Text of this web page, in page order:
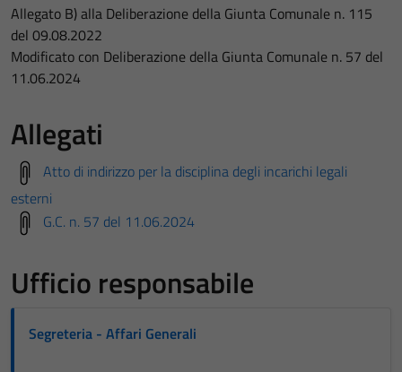
Allegato B) alla Deliberazione della Giunta Comunale n. 115
del 09.08.2022
Modificato con Deliberazione della Giunta Comunale n. 57 del
11.06.2024
Allegati
Atto di indirizzo per la disciplina degli incarichi legali
esterni
G.C. n. 57 del 11.06.2024
Ufficio responsabile
Segreteria - Affari Generali